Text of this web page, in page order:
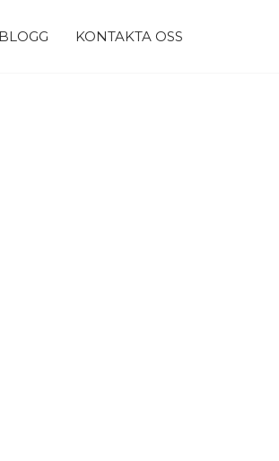
BLOGG KONTAKTA OSS